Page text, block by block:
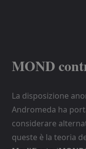
MOND
La disposizione
Andromeda ha
considerare
queste è la teoria